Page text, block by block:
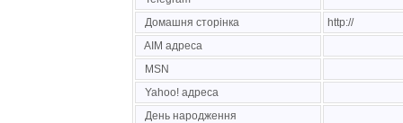
Домашня сторінка
http://
AIM адреса
MSN
Yahoo! адреса
День народження